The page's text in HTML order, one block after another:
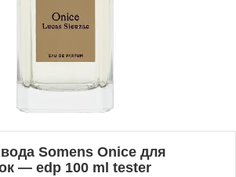
Somens Onice для
— edp 100 ml tester